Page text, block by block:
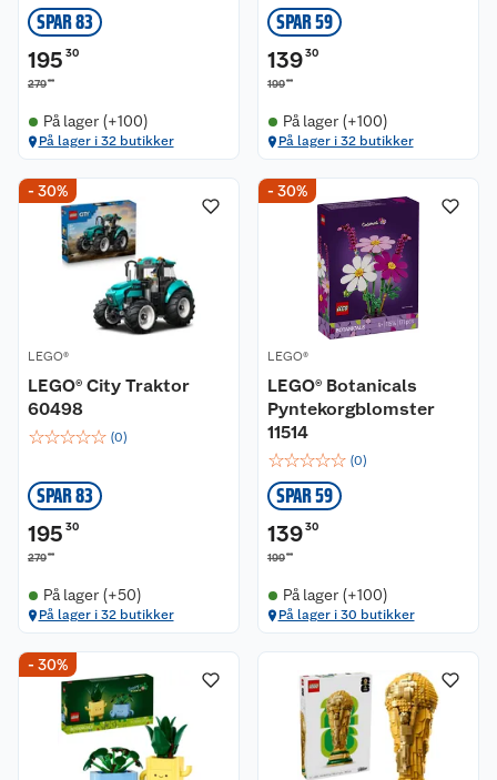
SPAR 83
195 30
27900
På lager (+100)
På lager i 32 butikker
SPAR 59
13930
19900
På lager (+100)
På lager i 32 butikker
- 30%
LEGO®
LEGO® City Traktor
60498
☆☆☆☆☆ (0)
SPAR 83
195 30
27900
På lager (+50)
På lager i 32 butikker
- 30%
LEGO®
LEGO® Botanicals
Pyntekorgblomster
11514
☆☆☆☆☆ (0)
SPAR 59
13930
19900
På lager (+100)
På lager i 30 butikker
- 30%